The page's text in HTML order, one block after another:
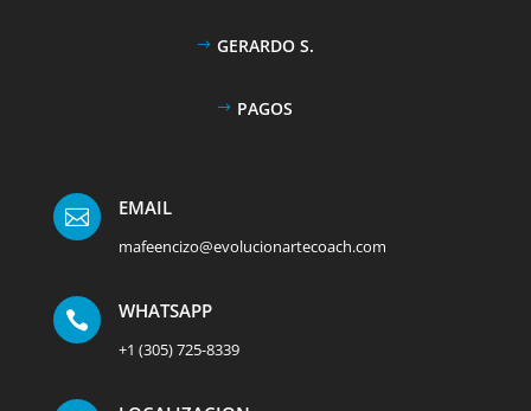
GERARDO S.
PAGOS
 EMAIL
mafeencizo@evolucionartecoach.com
 WHATSAPP
+1 (305) 725-8339